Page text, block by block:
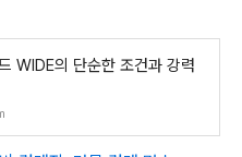
WIDE의 단순한 조건과 강력